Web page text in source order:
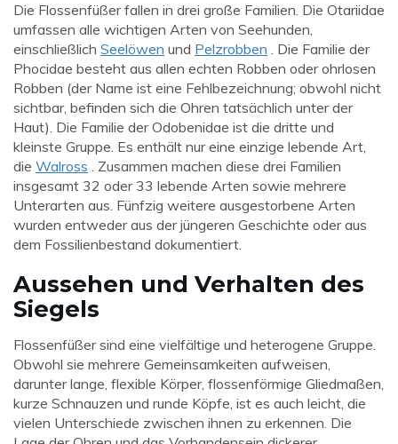
Die Flossenfüßer fallen in drei große Familien. Die Otariidae
umfassen alle wichtigen Arten von Seehunden,
einschließlich Seelöwen und Pelzrobben . Die Familie der
Phocidae besteht aus allen echten Robben oder ohrlosen
Robben (der Name ist eine Fehlbezeichnung; obwohl nicht
sichtbar, befinden sich die Ohren tatsächlich unter der
Haut). Die Familie der Odobenidae ist die dritte und
kleinste Gruppe. Es enthält nur eine einzige lebende Art,
die Walross . Zusammen machen diese drei Familien
insgesamt 32 oder 33 lebende Arten sowie mehrere
Unterarten aus. Fünfzig weitere ausgestorbene Arten
wurden entweder aus der jüngeren Geschichte oder aus
dem Fossilienbestand dokumentiert.
Aussehen und Verhalten des
Siegels
Flossenfüßer sind eine vielfältige und heterogene Gruppe.
Obwohl sie mehrere Gemeinsamkeiten aufweisen,
darunter lange, flexible Körper, flossenförmige Gliedmaßen,
kurze Schnauzen und runde Köpfe, ist es auch leicht, die
vielen Unterschiede zwischen ihnen zu erkennen. Die